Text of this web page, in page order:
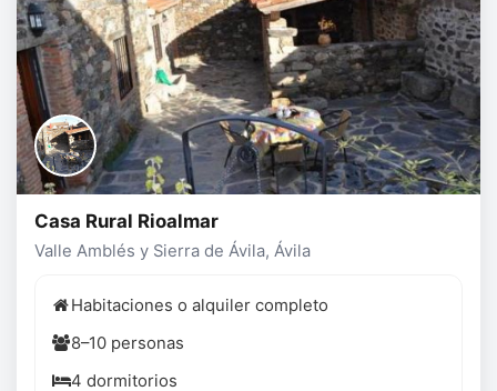
Casa Rural Rioalmar
Valle Amblés y Sierra de Ávila, Ávila
Habitaciones o alquiler completo
8–10 personas
4 dormitorios